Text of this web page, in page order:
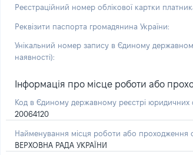
Реєстраційний номер облікової картки
Реквізити паспорта громадянина України:
Унікальний номер запису в Єдиному
наявності):
Інформація про місце роботи або
Код в Єдиному державному реєстрі юридичних
20064120
Найменування місця роботи або проходження
ВЕРХОВНА РАДА УКРАЇНИ